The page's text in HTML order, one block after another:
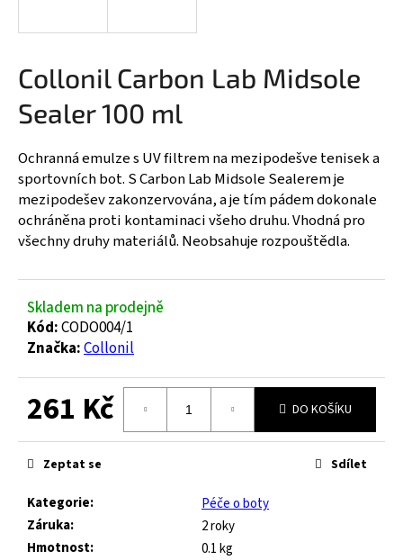
Collonil Carbon Lab Midsole
Sealer 100 ml
Ochranná emulze s UV filtrem na mezipodešve tenisek a
sportovních bot. S Carbon Lab Midsole Sealerem je
mezipodešev zakonzervována, a je tím pádem dokonale
ochráněna proti kontaminaci všeho druhu. Vhodná pro
všechny druhy materiálů. Neobsahuje rozpouštědla.
Skladem na prodejně
Kód:CODO004/1
Značka:Collonil
261 Kč
Měrná
DO KOŠÍKU
Kategorie:
Péče o boty
Záruka:
2 roky
Hmotnost:
0.1 kg
Zeptat se Sdílet
í
t
?
HLEDAT
D
o
p
o
u
j